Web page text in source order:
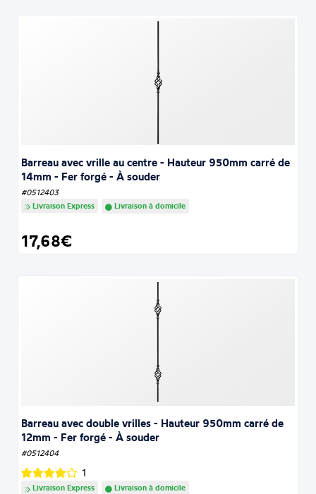
Barreau avec vrille au centre - Hauteur 950mm carré de
14mm - Fer forgé - À souder
#0512403
Livraison Express
Livraison à domicile
17,68€
Barreau avec double vrilles - Hauteur 950mm carré de
12mm - Fer forgé - À souder
#0512404
1
Livraison Express Livraison à domicile